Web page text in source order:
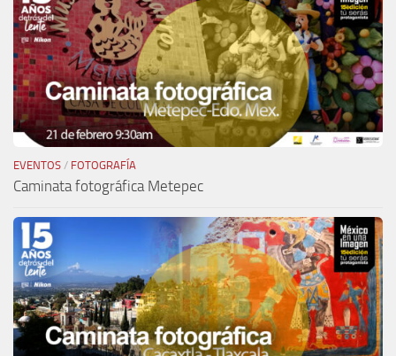
EVENTOS / FOTOGRAFÍA
Caminata fotográfica Metepec